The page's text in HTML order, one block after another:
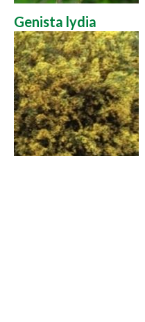
Genista lydia